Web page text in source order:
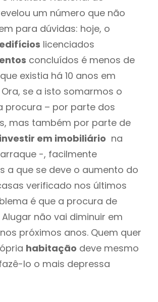
um número que não
para dúvidas: hoje, o
edifícios licenciados
concluídos é menos de
existia há 10 anos em
se a isto somarmos o
procura – por parte dos
mas também por parte de
investir em imobiliário na
-, facilmente
a que se deve o aumento do
verificado nos últimos
é que a procura de
não vai diminuir em
próximos anos. Quem quer
habitação deve mesmo
lo o mais depressa